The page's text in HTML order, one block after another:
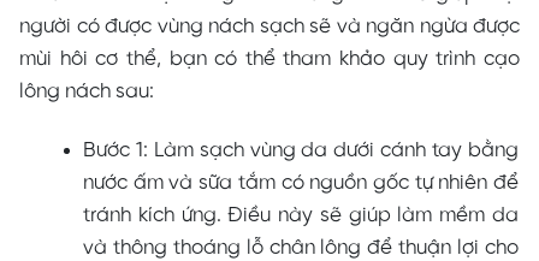
người có được vùng nách sạch sẽ và ngăn ngừa được
mùi hôi cơ thể, bạn có thể tham khảo quy trình cạo
lông nách sau:
Bước 1: Làm sạch vùng da dưới cánh tay bằng
nước ấm và sữa tắm có nguồn gốc tự nhiên để
tránh kích ứng. Điều này sẽ giúp làm mềm da
và thông thoáng lỗ chân lông để thuận lợi cho